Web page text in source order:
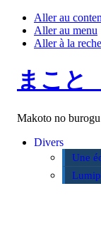
Aller au
Aller au menu
Aller à la
まこ
Makoto no
Divers
Une